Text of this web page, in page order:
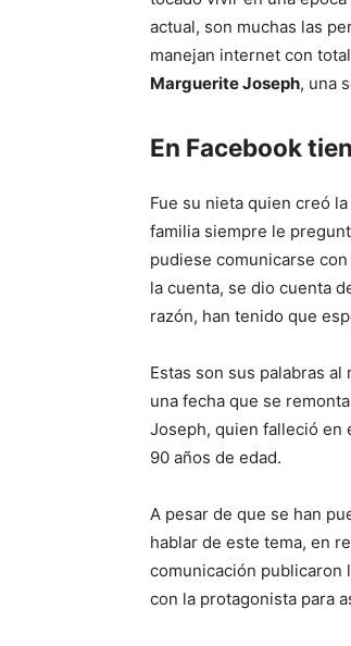
actual, son muchas las
manejan internet con
Marguerite Joseph, una
En Facebook
Fue su nieta quien creó
familia siempre le
pudiese comunicarse
la cuenta, se dio cuenta
razón, han tenido que
Estas son sus palabras
una fecha que se
Joseph, quien falleció en
90 años de edad.
A pesar de que se han
hablar de este tema, en
comunicación publicaron
con la protagonista para